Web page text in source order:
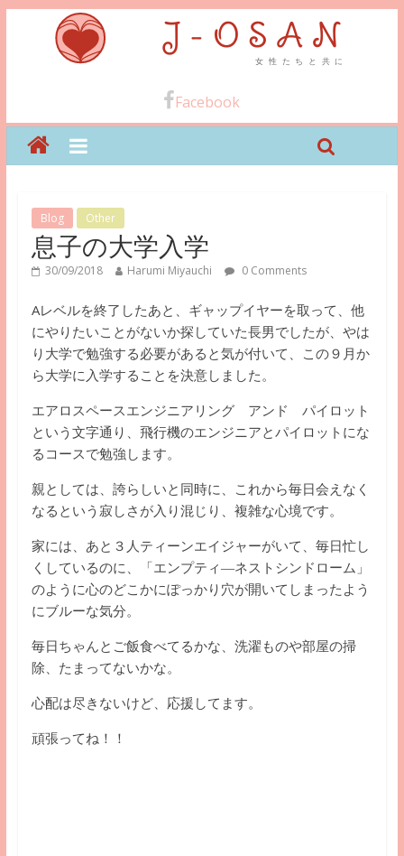
Facebook
Blog Other
息子の大学入学
30/09/2018 Harumi Miyauchi 0 Comments
Aレベルを終了したあと、ギャップイヤーを取って、他
にやりたいことがないか探していた長男でしたが、やは
り大学で勉強する必要があると気が付いて、この９月か
ら大学に入学することを決意しました。
エアロスペースエンジニアリング アンド パイロット
という文字通り、飛行機のエンジニアとパイロットにな
るコースで勉強します。
親としては、誇らしいと同時に、これから毎日会えなく
なるという寂しさが入り混じり、複雑な心境です。
家には、あと３人ティーンエイジャーがいて、毎日忙し
くしているのに、「エンプティ―ネストシンドローム」
のように心のどこかにぽっかり穴が開いてしまったよう
にブルーな気分。
毎日ちゃんとご飯食べてるかな、洗濯ものや部屋の掃
除、たまってないかな。
心配は尽きないけど、応援してます。
頑張ってね！！